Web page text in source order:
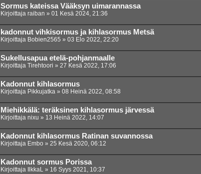
Sormus kateissa Vääksyn uimarannassa
Kirjoittaja raiban » 01 Kesä 2024, 21:36
kadonnut vihkisormus ja kihlasormus Metsä
Kirjoittaja Bobien2565 » 03 Elo 2022, 22:20
Sukellusapua etelä-pohjanmaalle
Kirjoittaja Tirehtoori » 27 Kesä 2022, 17:06
Kadonnut kihlasormus
Kirjoittaja Pikkujatka» 08 Heinä 2022, 08:58
Miehikkälä: teräksinen kihlasormus järvessä
Kirjoittaja nixu » 13 Heinä 2022, 14:07
Kadonnut kihlasormus Ratinan suvannossa
Kirjoittaja Embo » 25 Kesä 2020, 06:12
Kadonnut sormus Porissa
Kirjoittaja IlkkaL» 16 Syys 2021, 10:37